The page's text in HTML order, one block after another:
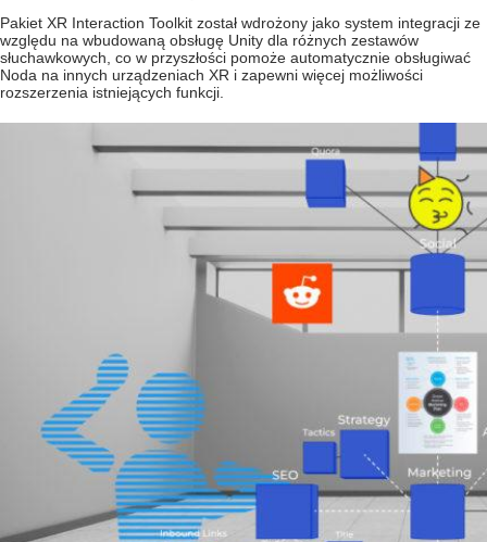
Pakiet XR Interaction Toolkit został wdrożony jako system integracji ze
względu na wbudowaną obsługę Unity dla różnych zestawów
słuchawkowych, co w przyszłości pomoże automatycznie obsługiwać
Noda na innych urządzeniach XR i zapewni więcej możliwości
rozszerzenia istniejących funkcji.